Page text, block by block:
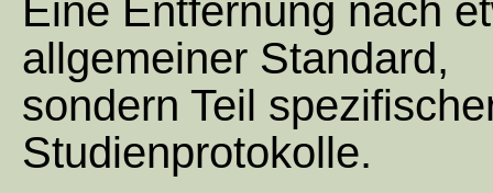
Eine Entfernung nach
allgemeiner Standard,
sondern Teil
Studienprotokolle.